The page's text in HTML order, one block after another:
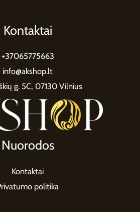
Kontaktai
+37065775663
info@akshop.lt
g. 5C, 07130 Vilnius
Nuorodos
Kontaktai
politika